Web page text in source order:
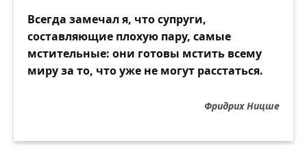
Всегда замечал я, что супруги,
составляющие плохую пару, самые
мстительные: они готовы мстить всему
миру за то, что уже не могут расстаться.
Фридрих Ницше